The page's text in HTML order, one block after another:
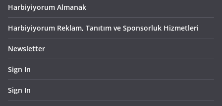
Harbiyiyorum Almanak
Harbiyiyorum Reklam, Tanıtım ve Sponsorluk Hizmetleri
Newsletter
Sign In
Sign In